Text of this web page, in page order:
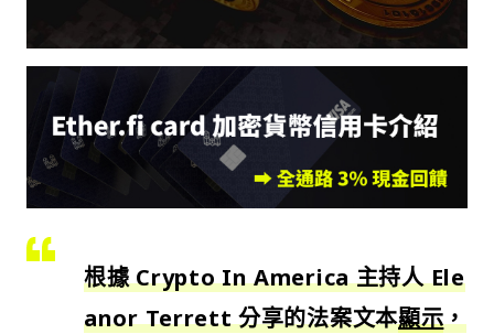
根據 Crypto In America 主持人 Ele
anor Terrett 分享的法案文本顯示，